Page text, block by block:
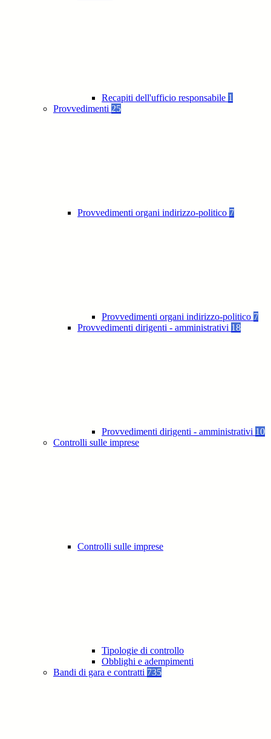
Recapiti dell'ufficio responsabile 1
Provvedimenti 25
Provvedimenti organi indirizzo-politico 7
Provvedimenti organi indirizzo-politico 7
Provvedimenti dirigenti - amministrativi 18
Provvedimenti dirigenti - amministrativi 10
Controlli sulle imprese
Controlli sulle imprese
Tipologie di controllo
Obblighi e adempimenti
Bandi di gara e contratti 735